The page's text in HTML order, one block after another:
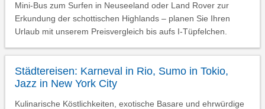
Mini-Bus zum Surfen in Neuseeland oder Land Rover zur
Erkundung der schottischen Highlands – planen Sie Ihren
Urlaub mit unserem Preisvergleich bis aufs I-Tüpfelchen.
Städtereisen: Karneval in Rio, Sumo in Tokio,
Jazz in New York City
Kulinarische Köstlichkeiten, exotische Basare und ehrwürdige